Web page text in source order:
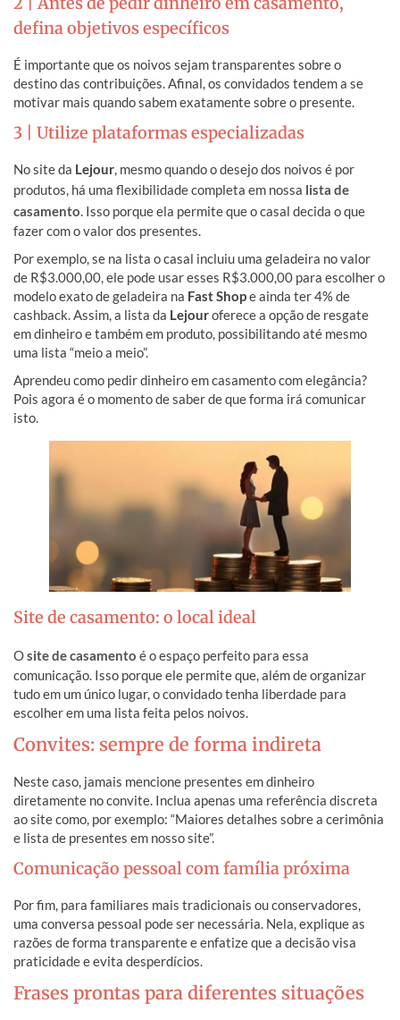
defina objetivos específicos
É importante que os noivos sejam transparentes sobre o
destino das contribuições. Afinal, os convidados tendem a se
motivar mais quando sabem exatamente sobre o presente.
3 | Utilize plataformas especializadas
No site da Lejour, mesmo quando o desejo dos noivos é por
produtos, há uma flexibilidade completa em nossa lista de
casamento. Isso porque ela permite que o casal decida o que
fazer com o valor dos presentes.
Por exemplo, se na lista o casal incluiu uma geladeira no valor
de R$3.000,00, ele pode usar esses R$3.000,00 para escolher o
modelo exato de geladeira na Fast Shope ainda ter 4% de
cashback. Assim, a lista da Lejouroferece a opção de resgate
em dinheiro e também em produto, possibilitando até mesmo
uma lista “meio a meio”.
Aprendeu como pedir dinheiro em casamento com elegância?
Pois agora é o momento de saber de que forma irá comunicar
isto.
Site de casamento: o local ideal
Osite de casamento é o espaço perfeito para essa
comunicação. Isso porque ele permite que, além de organizar
tudo em um único lugar, o convidado tenha liberdade para
escolher em uma lista feita pelos noivos.
Convites: sempre de forma indireta
Neste caso, jamais mencione presentes em dinheiro
diretamente no convite. Inclua apenas uma referência discreta
ao site como, por exemplo: “Maiores detalhes sobre a cerimônia
e lista de presentes em nosso site”.
Comunicação pessoal com família próxima
Por fim, para familiares mais tradicionais ou conservadores,
uma conversa pessoal pode ser necessária. Nela, explique as
razões de forma transparente e enfatize que a decisão visa
praticidade e evita desperdícios.
Frases prontas para diferentes situações